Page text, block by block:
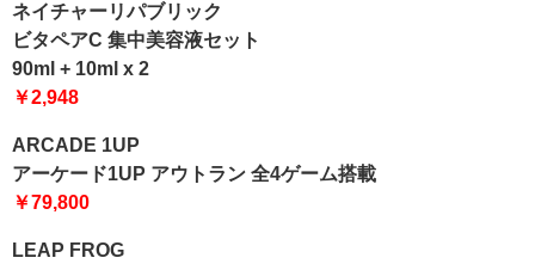
ネイチャーリパブリック
ビタペアC 集中美容液セット
90ml + 10ml x 2
￥2,948
ARCADE 1UP
アーケード1UP アウトラン 全4ゲーム搭載
￥79,800
LEAP FROG